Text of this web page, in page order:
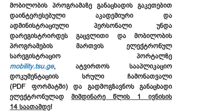
მობილობის პროგრამაზე განაცხადის გაკეთებით
დაინტერესებული აკადემიური და
ადმინისტრაციული პერსონალი უნდა
დარეგისტრირდეს გაცვლითი და მობილობის
პროგრამების მართვის ელექტრონულ
სარეგისტრაციო პორტალზე
mobility.tsu.ge, ატვირთოს სააპლიკაციო
დოკუმენტაციის სრული ჩამონათვალი
(PDF ფორმატში) და გადმოგზავნოს განაცხადი
ელექტრონულად მიმდინარე წლის 1 ივნისის
14 საათამდე!